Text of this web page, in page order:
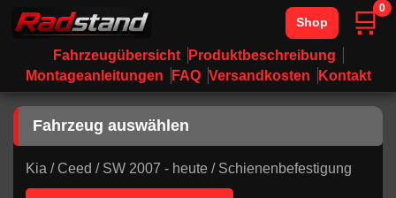
Fahrzeugübersicht
Produktbeschreibung
Montageanleitungen
FAQ Versandkosten Kontakt
Shop 🛒0
Fahrzeug auswählen
Kia /Ceed / SW 2007 - heute / Schienenbefestigung